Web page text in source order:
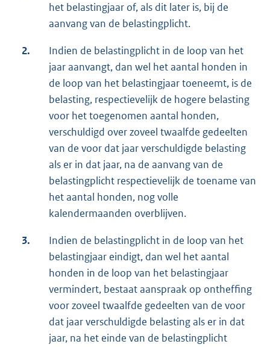
het belastingjaar of, als dit later is, bij de
aanvang van de belastingplicht.
2.
Indien de belastingplicht in de loop van het
jaar aanvangt, dan wel het aantal honden in
de loop van het belastingjaar toeneemt, is de
belasting, respectievelijk de hogere belasting
voor het toegenomen aantal honden,
verschuldigd over zoveel twaalfde gedeelten
van de voor dat jaar verschuldigde belasting
als er in dat jaar, na de aanvang van de
belastingplicht respectievelijk de toename van
het aantal honden, nog volle
kalendermaanden overblijven.
3.
Indien de belastingplicht in de loop van het
belastingjaar eindigt, dan wel het aantal
honden in de loop van het belastingjaar
vermindert, bestaat aanspraak op ontheffing
voor zoveel twaalfde gedeelten van de voor
dat jaar verschuldigde belasting als er in dat
jaar, na het einde van de belastingplicht